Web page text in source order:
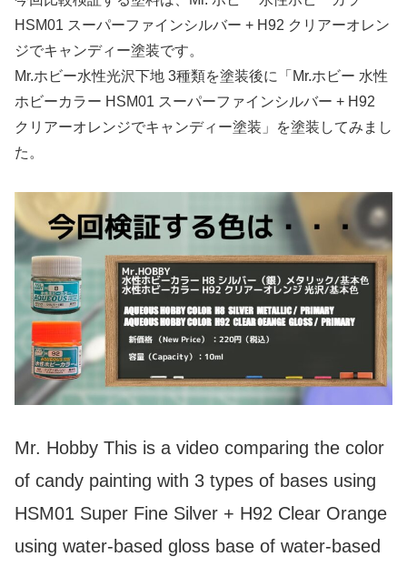
HSM01 スーパーファインシルバー + H92 クリアーオレン
ジでキャンディー塗装です。
Mr.ホビー水性光沢下地 3種類を塗装後に「Mr.ホビー 水性
ホビーカラー HSM01 スーパーファインシルバー + H92
クリアーオレンジでキャンディー塗装」を塗装してみまし
た。
Mr. Hobby This is a video comparing the color
of candy painting with 3 types of bases using
HSM01 Super Fine Silver + H92 Clear Orange
using water-based gloss base of water-based